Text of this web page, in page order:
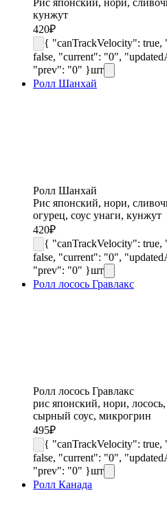
кунжут
420₽
{ "canTrackVelocity":
false, "current": "0",
"prev": "0" }шт
Ролл Шанхай
Ролл Шанхай
Рис японский, нори,
огурец, соус унаги, кунжут
420₽
{ "canTrackVelocity":
false, "current": "0",
"prev": "0" }шт
Ролл лосось Гравлакс
Ролл лосось Гравлакс
рис японский, нори,
сырный соус, микрогрин
495₽
{ "canTrackVelocity":
false, "current": "0",
"prev": "0" }шт
Ролл Канада